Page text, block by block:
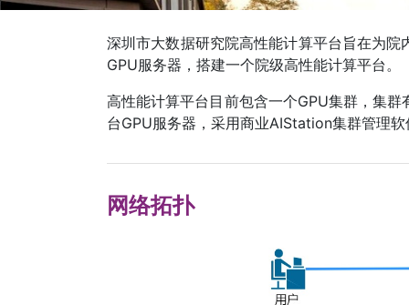
深圳市大数据研究院高性能计算平台旨在为
GPU服务器，搭建一个院级高性能计算平台。
高性能计算平台目前包含一个GPU集群，集
台GPU服务器，采用商业AIStation集群管理
网络拓扑